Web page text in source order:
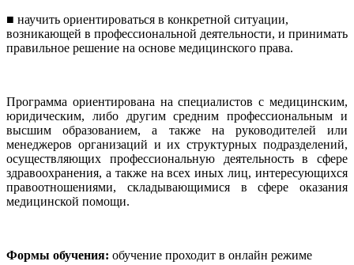
■ научить ориентироваться в конкретной ситуации,
возникающей в профессиональной деятельности, и принимать
правильное решение на основе медицинского права.
Программа ориентирована на специалистов с медицинским,
юридическим, либо другим средним профессиональным и
высшим образованием, а также на руководителей или
менеджеров организаций и их структурных подразделений,
осуществляющих профессиональную деятельность в сфере
здравоохранения, а также на всех иных лиц, интересующихся
правоотношениями, складывающимися в сфере оказания
медицинской помощи.
Формы обучения: обучение проходит в онлайн режиме